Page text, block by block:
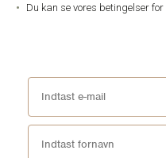
Du kan se vores betingelser for